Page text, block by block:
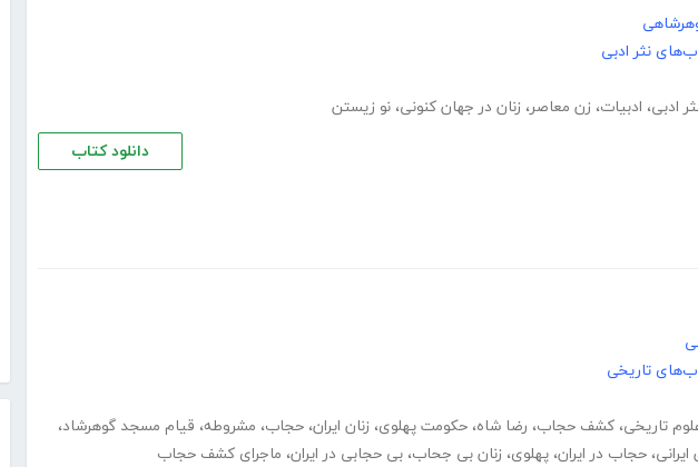
نثر ادبی
ادبی، ادبیات، زن معاصر، زنان در جهان کنونی، نو ‏زیستن
دانلود کتاب
تاریخی
تاریخی، کشف حجاب، رضا شاه، حکومت پهلوی، زنان ایران، حجاب، مشروطه، قیام مسجد گوهرشاد،
ایرانی، حجاب در ایران، پهلوی، زنان بی جحاب، بی حجابی در ایران، ماجرای کشف حجاب